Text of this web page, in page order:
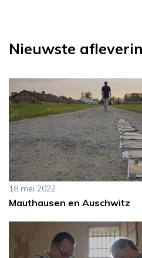
Nieuwste
18 mei 2022
Mauthausen en Auschwitz